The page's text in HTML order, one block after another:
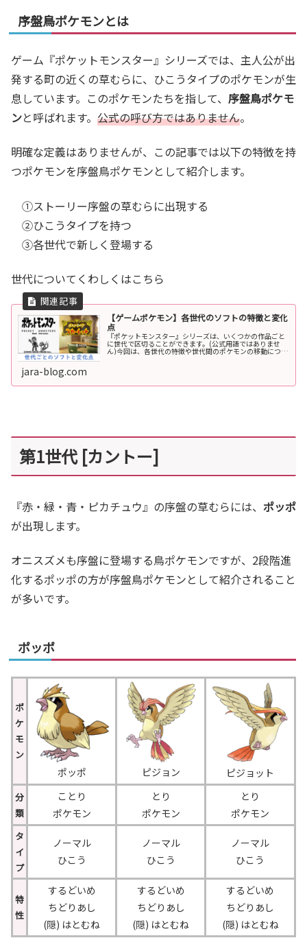
序盤鳥ポケモンとは
ゲーム『ポケットモンスター』シリーズでは、主人公が出
発する町の近くの草むらに、ひこうタイプのポケモンが生
息しています。このポケモンたちを指して、 序盤鳥ポケモ
ンと呼ばれます。 公式の呼び方ではありません。
明確な定義はありませんが、この記事では以下の特徴を持
つポケモンを序盤鳥ポケモンとして紹介します。
①ストーリー序盤の草むらに出現する
②ひこうタイプを持つ
③各世代で新しく登場する
世代についてくわしくはこちら
【ゲームポケモン】各世代のソフトの特徴と変化
点
『ポケットモンスター』シリーズは、いくつかの作品ごと
に世代で区切ることができます。(公式用語ではありませ
ん)今回は、各世代の特徴や世代間のポケモンの移動につい
jara-blog.com
第1世代 [カントー]
『赤・緑・青・ピカチュウ』の序盤の草むらには、 ポッポ
が出現します。
オニスズメも序盤に登場する鳥ポケモンですが、2段階進
化するポッポの方が序盤鳥ポケモンとして紹介されること
が多いです。
ポッポ
ポ
ケ
モ
ン
ポッポ ピジョン ピジョット
分
類
ことり
ポケモン
とり
ポケモン
とり
ポケモン
タ
イ
プ
ノーマル
ひこう
ノーマル
ひこう
ノーマル
ひこう
特
性
するどいめ
ちどりあし
(隠) はとむね
するどいめ
ちどりあし
(隠) はとむね
するどいめ
ちどりあし
(隠) はとむね